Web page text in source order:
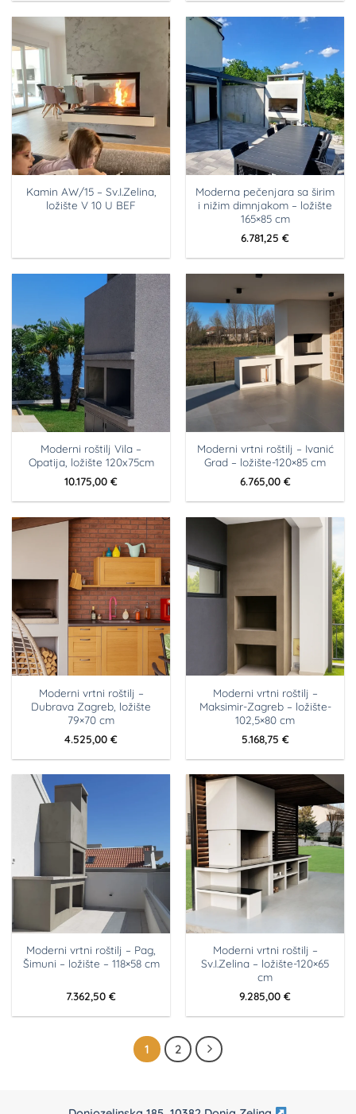
Kamin AW/15 – Sv.I.Zelina,
ložište V 10 U BEF
Moderna pečenjara sa širim
i nižim dimnjakom – ložište
165×85 cm
6.781,25 €
Moderni roštilj Vila –
Opatija, ložište 120x75cm
10.175,00 €
Moderni vrtni roštilj – Ivanić
Grad – ložište-120×85 cm
6.765,00 €
Moderni vrtni roštilj –
Dubrava Zagreb, ložište
79×70 cm
4.525,00 €
Moderni vrtni roštilj –
Maksimir-Zagreb – ložište-
102,5×80 cm
5.168,75 €
Moderni vrtni roštilj – Pag,
Šimuni – ložište – 118×58 cm
7.362,50 €
Moderni vrtni roštilj –
Sv.I.Zelina – ložište-120×65
cm
9.285,00 €
1 2